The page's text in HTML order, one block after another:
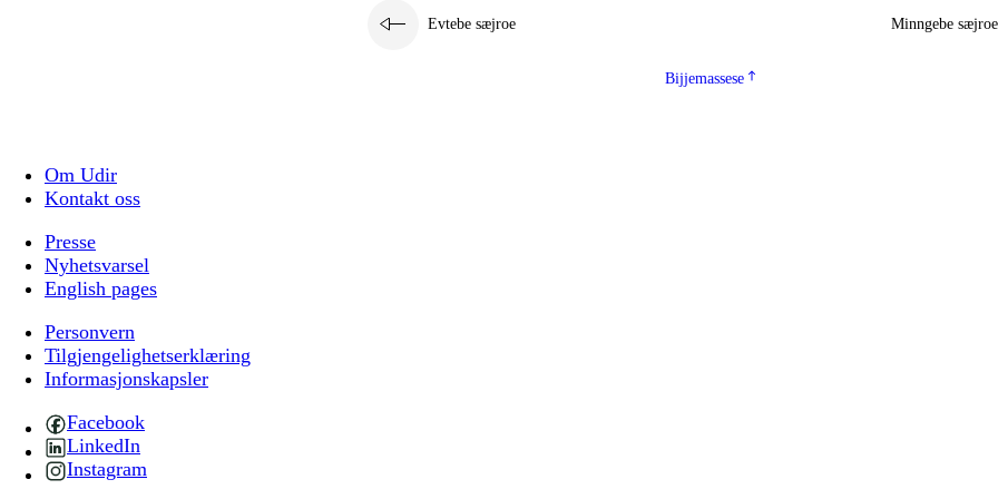
Evtebe sæjroe Minngebe sæjroe
Bijjemassese
Om Udir
Kontakt oss
Presse
Nyhetsvarsel
English pages
Personvern
Tilgjengelighetserklæring
Informasjonskapsler
Facebook
LinkedIn
Instagram